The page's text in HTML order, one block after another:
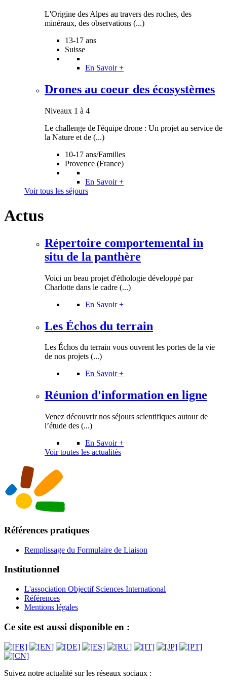
Au Kirghizstan venez éviter l'extinction de ce félin. Un voyage
utile avec du trek, de l'équitation facile pour l'observation d'une
flore et faune (...)En Savoir +
Sur les Traces du Lynx au Montenegro
Niveaux 2 à 4
Séjour adultes (à partir de 16 ans accompagné) de recherche
des montagnes (...)En Savoir +
L'Origine des Alpes au travers des roches, des
minéraux, des observations (...)
13-17 ans
Suisse
En Savoir +
Drones au coeur des écosystèmes
Niveaux 1 à 4
Le challenge de l'équipe drone : Un projet au service de
la Nature et de (...)
10-17 ans/Familles
Provence (France)
En Savoir +
Voir tous les séjours
Actus
Répertoire comportemental in
situ de la panthère
Voici un beau projet d'éthologie développé par
Charlotte dans le cadre (...)
En Savoir +
Les Échos du terrain
Les Échos du terrain vous ouvrent les portes de la vie
de nos projets (...)
En Savoir +
Réunion d'information en ligne
Venez découvrir nos séjours scientifiques autour de
l’étude des (...)
En Savoir +
Voir toutes les actualités
Références pratiques
Remplissage du Formulaire de Liaison
Institutionnel
L'association Objectif Sciences International
Références
Mentions légales
Ce site est aussi disponible en :
Suivez notre actualité sur les réseaux sociaux :